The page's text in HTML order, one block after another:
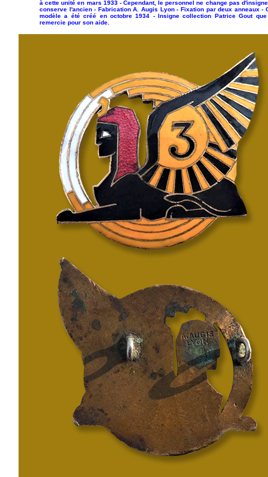
à cette unité en mars 1933 - Cependant, le personnel ne change pas
conserve l'ancien - Fabrication A. Augis Lyon - Fixation par deux anneaux -
modèle a été créé en octobre 1934 - Insigne collection Patrice Gout
remercie pour son aide.